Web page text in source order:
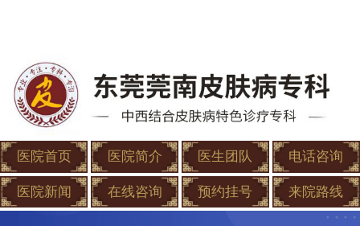
医院首页 医院简介 医生团队 电话咨询
医院新闻 在线咨询 预约挂号 来院路线